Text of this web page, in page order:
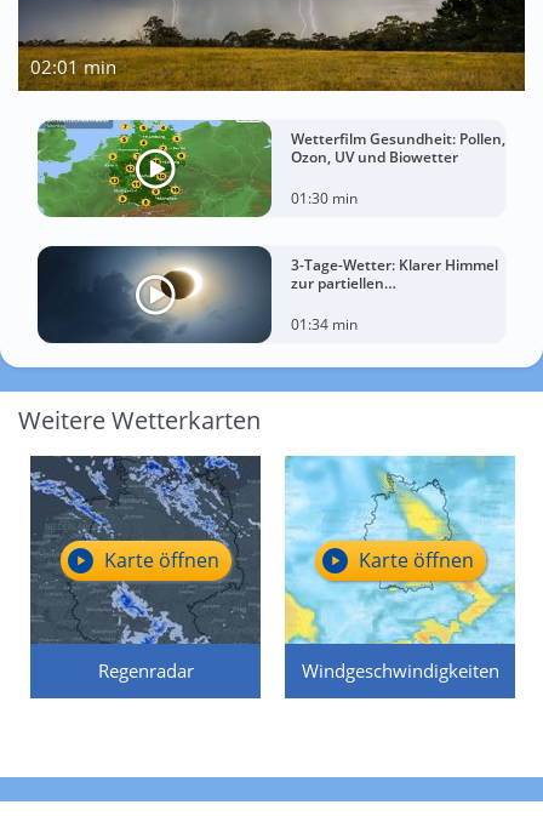
02:01 min
Wetterfilm Gesundheit: Pollen,
Ozon, UV und Biowetter
01:30 min
3-Tage-Wetter: Klarer Himmel
zur partiellen
Mittwoch?
01:34 min
Weitere Wetterkarten
Regenradar
Karte öffnen
Windgeschwindigkeiten
Karte öffnen